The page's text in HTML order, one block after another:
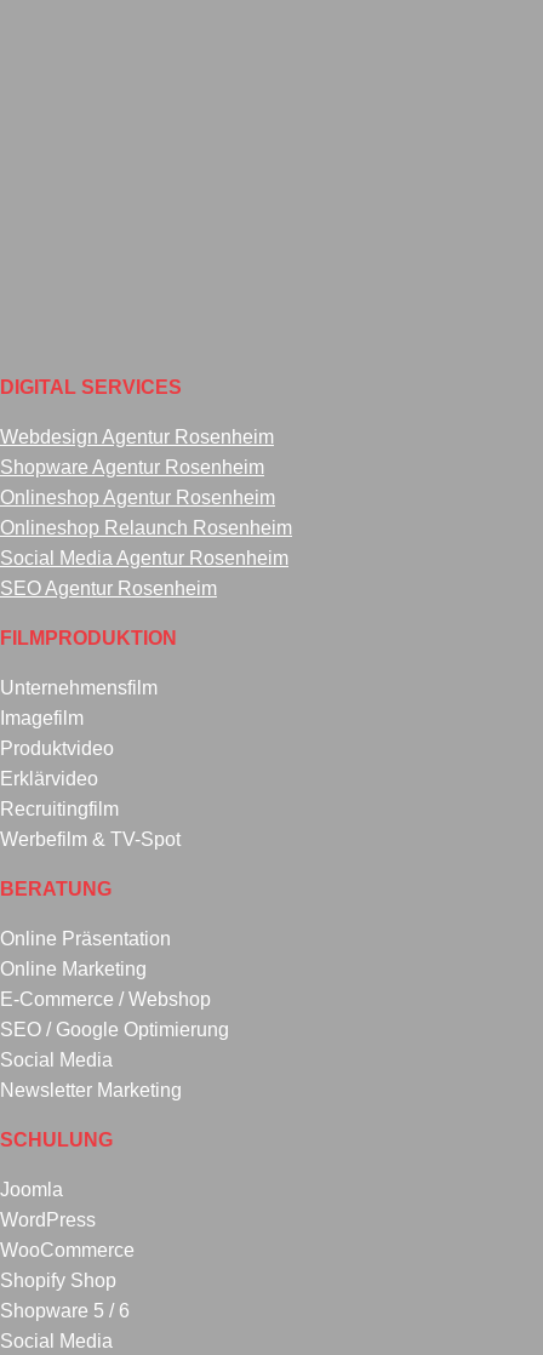
DIGITAL SERVICES
Webdesign Agentur Rosenheim
Shopware Agentur Rosenheim
Onlineshop Agentur Rosenheim
Onlineshop Relaunch Rosenheim
Social Media Agentur Rosenheim
SEO Agentur Rosenheim
FILMPRODUKTION
Unternehmensfilm
Imagefilm
Produktvideo
Erklärvideo
Recruitingfilm
Werbefilm & TV-Spot
BERATUNG
Online Präsentation
Online Marketing
E-Commerce / Webshop
SEO / Google Optimierung
Social Media
Newsletter Marketing
SCHULUNG
Joomla
WordPress
WooCommerce
Shopify Shop
Shopware 5 / 6
Social Media